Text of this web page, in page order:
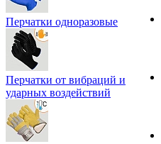
Перчатки одноразовые
Перчатки от вибраций и
ударных воздействий